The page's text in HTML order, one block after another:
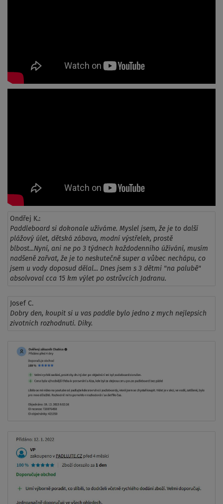
Ondřej K.:
Paddleboard si dokonale užíváme. Myslel jsem, že je to další
plážový úlet, dětská zábava, modní výstřelek, prostě
blbost...Nyní, ani ne po 3 týdnech každodenního úžívání, musím
nadšeně zařvat, že je to neskutečně super a vůbec nechápu, co
jsem u vody doposud dělal... Dnes jsem s 3 dětmi "na palubě"
absolvoval cca 15 km výlet po ostrůvcích Jadranu.
Josef C.
Dobry den, koupit si u vas paddle bylo jedno z mych nejlepsich
zivotnich rozhodnuti. Diky.